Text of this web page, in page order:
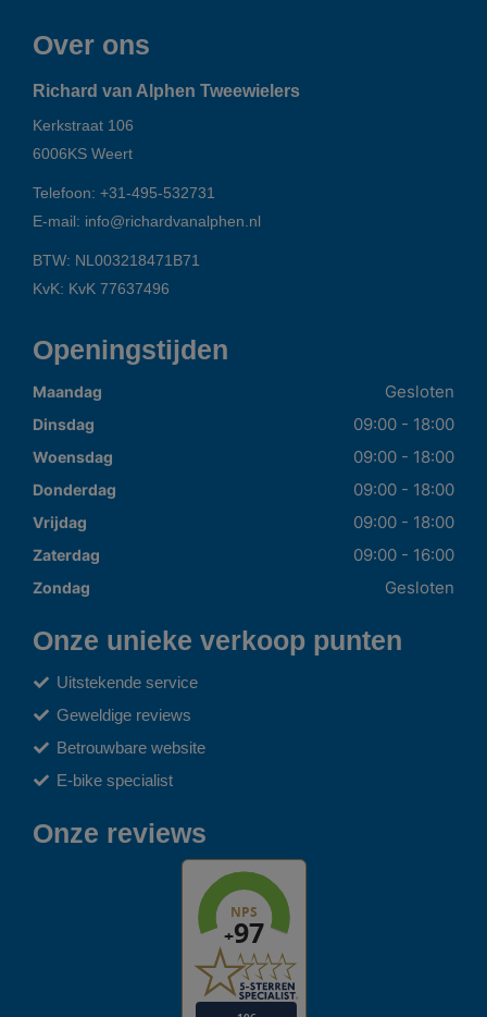
Over ons
Richard van Alphen Tweewielers
Kerkstraat 106
6006KS Weert
Telefoon: +31-495-532731
E-mail: info@richardvanalphen.nl
BTW: NL003218471B71
KvK: KvK 77637496
Openingstijden
Maandag Gesloten
Dinsdag 09:00 - 18:00
Woensdag 09:00 - 18:00
Donderdag 09:00 - 18:00
Vrijdag 09:00 - 18:00
Zaterdag 09:00 - 16:00
Zondag Gesloten
Onze unieke verkoop punten
Uitstekende service
Geweldige reviews
Betrouwbare website
E-bike specialist
Onze reviews